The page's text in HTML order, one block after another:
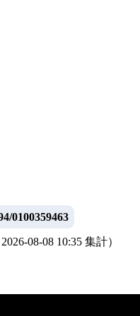
0100359463
2026-08-08 10:35 集計）